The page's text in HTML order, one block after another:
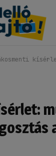
kísérlet: működik-e a